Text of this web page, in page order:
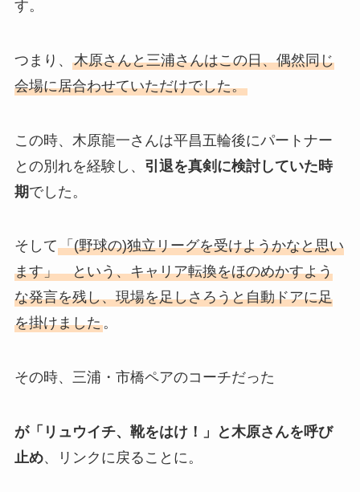
す。
つまり、 木原さんと三浦さんはこの日、偶然同じ
会場に居合わせていただけでした。
この時、木原龍一さんは平昌五輪後にパートナー
との別れを経験し、 引退を真剣に検討していた時
期でした。
そして「(野球の)独立リーグを受けようかなと思い
ます」 という、キャリア転換をほのめかすよう
な発言を残し、現場を足しさろうと自動ドアに足
を掛けました。
その時、三浦・市橋ペアのコーチだった
が「リュウイチ、靴をはけ！」と木原さんを呼び
止め、リンクに戻ることに。